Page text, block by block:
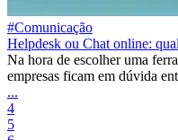
#Comunicação
Helpdesk ou Chat online:
Na hora de escolher uma
empresas ficam em dúvida
...
4
5